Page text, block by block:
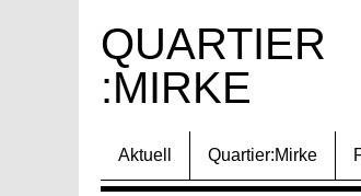
Inhalt
springen
QUARTIER
:MIRKE
Aktuell Quartier:Mirke